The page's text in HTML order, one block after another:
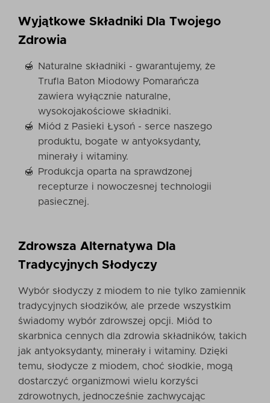
Wyjątkowe Składniki Dla Twojego
Zdrowia
Naturalne składniki - gwarantujemy, że
Trufla Baton Miodowy Pomarańcza
zawiera wyłącznie naturalne,
wysokojakościowe składniki.
Miód z Pasieki Łysoń - serce naszego
produktu, bogate w antyoksydanty,
minerały i witaminy.
Produkcja oparta na sprawdzonej
recepturze i nowoczesnej technologii
pasiecznej.
Zdrowsza Alternatywa Dla
Tradycyjnych Słodyczy
Wybór słodyczy z miodem to nie tylko zamiennik
tradycyjnych słodzików, ale przede wszystkim
świadomy wybór zdrowszej opcji. Miód to
skarbnica cennych dla zdrowia składników, takich
jak antyoksydanty, minerały i witaminy. Dzięki
temu, słodycze z miodem, choć słodkie, mogą
dostarczyć organizmowi wielu korzyści
zdrowotnych, jednocześnie zachwycając